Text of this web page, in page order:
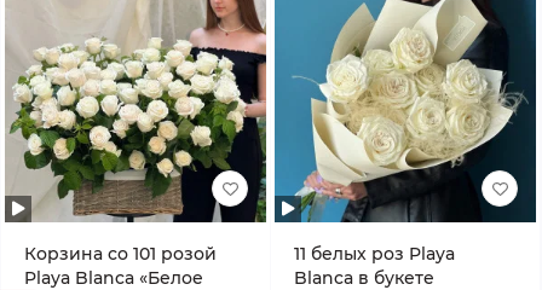
Корзина со 101 розой
Playa Blanca «Белое
11 белых роз Playa
Blanca в букете